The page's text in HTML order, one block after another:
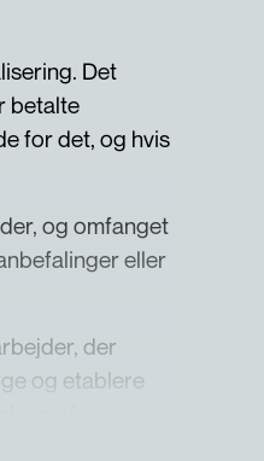
Det
betalte
for det, og hvis
og omfanget
eller
der
og etablere